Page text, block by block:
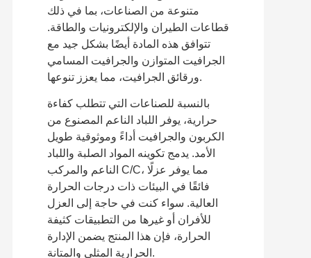
متنوعة من الصناعات، بما في ذلك
قطاعات الطيران والإلكترونيات والطاقة.
تتوافق هذه المادة أيضًا بشكل جيد مع
الجرافيت المتوازن والجرافيت المسامي
ورقائق الجرافيت، مما يعزز تنوعها.
بالنسبة للصناعات التي تتطلب كفاءة
حرارية، يوفر اللباد الناعم المصنوع من
الكربون والجرافيت أداءً وموثوقية طويل
الأمد. يدمج تكوينه المواد الصلبة واللباد
الناعم والمركب C/C، مما يوفر عزلًا
فائقًا في البيئات ذات درجات الحرارة
العالية. سواء كنت في حاجة إلى العزل
للأفران أو غيرها من التطبيقات كثيفة
الحرارة، فإن هذا المنتج يضمن الإدارة
الحرارية المثلى والمتانة.